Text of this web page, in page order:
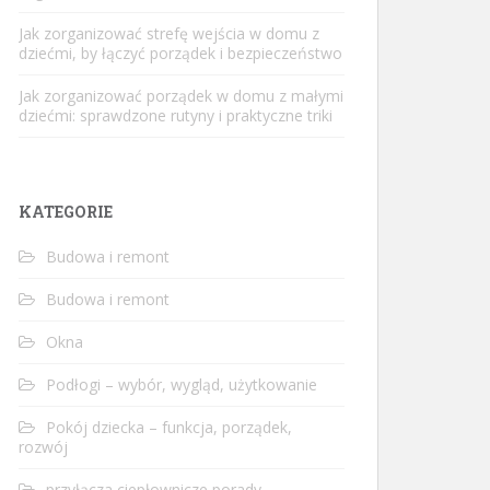
Jak zorganizować strefę wejścia w domu z
dziećmi, by łączyć porządek i bezpieczeństwo
Jak zorganizować porządek w domu z małymi
dziećmi: sprawdzone rutyny i praktyczne triki
KATEGORIE
Budowa i remont
Budowa i remont
Okna
Podłogi – wybór, wygląd, użytkowanie
Pokój dziecka – funkcja, porządek,
rozwój